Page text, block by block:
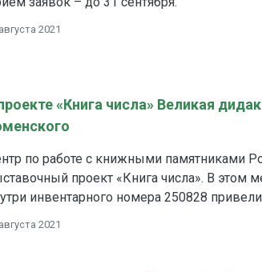
2021
«Книга числа» Великая
по работе с книжными памятниками
проект «Книга числа». В этом
инвентарного номера 250828 привели
2021